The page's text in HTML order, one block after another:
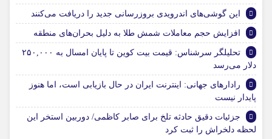
این گوشی‌های اندرویدی بروزرسانی جدید را دریافت می‌کنند
افزایش حجم معاملات شمش طلا به دلیل بحران‌های منطقه
تحلیلگر سرشناس: قیمت بیت کوین تا پایان امسال به ۲۵۰,۰۰۰
دلار می‌رسد
رادارهای جهانی: اینترنت ایران در حال بازیابی است، اما هنوز
پایدار نیست
جزئیات دقیق حادثه تلخ برای صابر کاظمی/ دوربین استخر این
لحظه دلخراش را ثبت کرد